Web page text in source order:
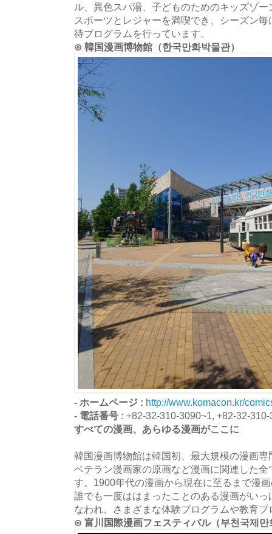
ル、異色スパ湯、子どものためのキッズゾー
スポーツとレジャーを満喫でき、シーズン
待プログラムを行っています。
⊙ 韓国漫画博物館（한국만화박물관）
- ホームページ : http://www.komacon.kr/
- 電話番号 : +82-32-310-3090~1, +82-32-
すべての漫画、あらゆる漫画がここに
韓国漫画博物館は韓国初、最大規模の漫画
ベテラン漫画家の原画など漫画に関連した
す。1900年代の漫画から現在に至るまで漫
誰でも一度ははまったことのある漫画がい
なわれ、さまざまな体験プログラムや教育
⊙ 富川国際漫画フェスティバル（부천국제만